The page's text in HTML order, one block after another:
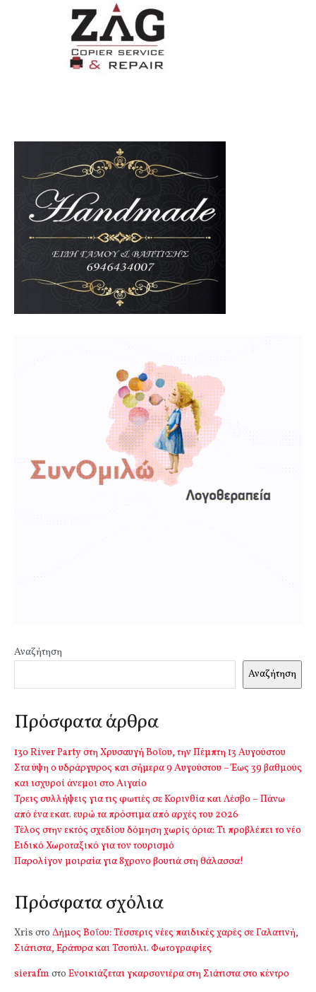
Αναζήτηση
Αναζήτηση
Πρόσφατα άρθρα
13o River Party στη Χρυσαυγή Βοΐου, την Πέμπτη 13 Αυγούστου
Στα ύψη ο υδράργυρος και σήμερα 9 Αυγούστου – Έως 39 βαθμούς
και ισχυροί άνεμοι στο Αιγαίο
Τρεις συλλήψεις για τις φωτιές σε Κορινθία και Λέσβο – Πάνω
από ένα εκατ. ευρώ τα πρόστιμα από αρχές του 2026
Τέλος στην εκτός σχεδίου δόμηση χωρίς όρια: Τι προβλέπει το νέο
Ειδικό Χωροταξικό για τον τουρισμό
Παρολίγον μοιραία για 8χρονο βουτιά στη θάλασσα!
Πρόσφατα σχόλια
Xris στο Δήμος Βοΐου: Τέσσερις νέες παιδικές χαρές σε Γαλατινή,
Σιάτιστα, Εράτυρα και Τσοτύλι. Φωτογραφίες
sierafm στο Ενοικιάζεται γκαρσονιέρα στη Σιάτιστα στο κέντρο